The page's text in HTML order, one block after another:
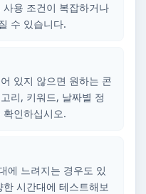
용 조건이 복잡하거나
수 있습니다.
있지 않으면 원하는 콘
리, 키워드, 날짜별 정
인하십시오.
에 느려지는 경우도 있
시간대에 테스트해보